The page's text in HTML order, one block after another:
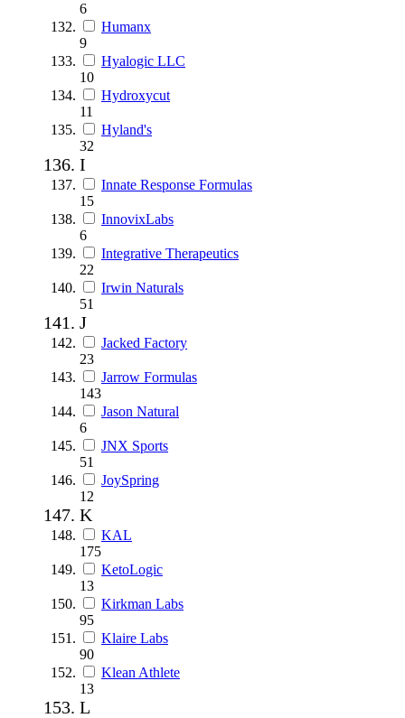
6
Humanx
9
Hyalogic LLC
10
Hydroxycut
11
Hyland's
32
I
Innate Response Formulas
15
InnovixLabs
6
Integrative Therapeutics
22
Irwin Naturals
51
J
Jacked Factory
23
Jarrow Formulas
143
Jason Natural
6
JNX Sports
51
JoySpring
12
K
KAL
175
KetoLogic
13
Kirkman Labs
95
Klaire Labs
90
Klean Athlete
13
L